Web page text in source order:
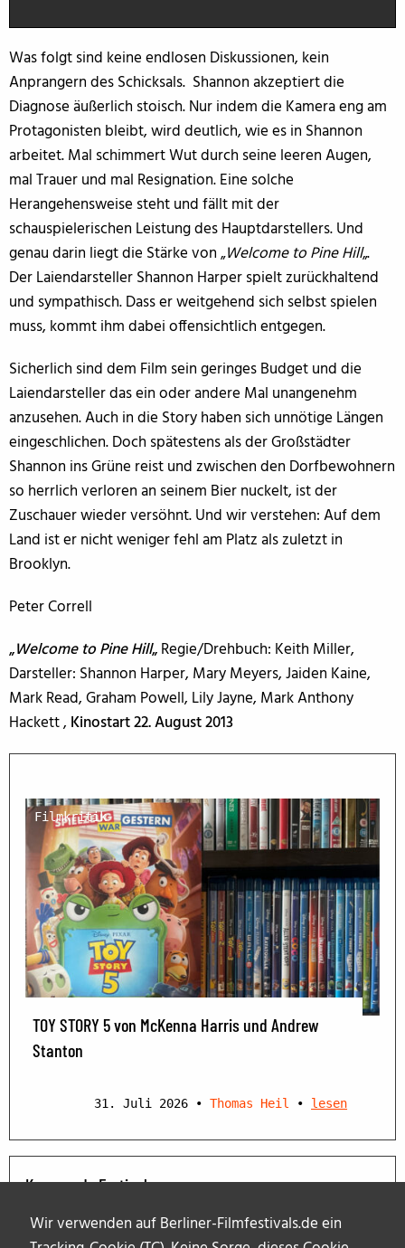
Wir verwenden auf Berliner-Filmfestivals.de ein
Was folgt sind keine endlosen Diskussionen, kein
Anprangern des Schicksals. Shannon akzeptiert die
Diagnose äußerlich stoisch. Nur indem die Kamera eng am
Protagonisten bleibt, wird deutlich, wie es in Shannon
arbeitet. Mal schimmert Wut durch seine leeren Augen,
mal Trauer und mal Resignation. Eine solche
Herangehensweise steht und fällt mit der
schauspielerischen Leistung des Hauptdarstellers. Und
genau darin liegt die Stärke von „Welcome to Pine Hill„.
Der Laiendarsteller Shannon Harper spielt zurückhaltend
und sympathisch. Dass er weitgehend sich selbst spielen
muss, kommt ihm dabei offensichtlich entgegen.
Sicherlich sind dem Film sein geringes Budget und die
Laiendarsteller das ein oder andere Mal unangenehm
anzusehen. Auch in die Story haben sich unnötige Längen
eingeschlichen. Doch spätestens als der Großstädter
Shannon ins Grüne reist und zwischen den Dorfbewohnern
so herrlich verloren an seinem Bier nuckelt, ist der
Zuschauer wieder versöhnt. Und wir verstehen: Auf dem
Land ist er nicht weniger fehl am Platz als zuletzt in
Brooklyn.
Peter Correll
„Welcome to Pine Hill„Regie/Drehbuch: Keith Miller,
Darsteller: Shannon Harper, Mary Meyers, Jaiden Kaine,
Mark Read, Graham Powell, Lily Jayne, Mark Anthony
Hackett , Kinostart 22. August 2013
Filmkritik
TOY STORY 5 von McKenna Harris und Andrew
Stanton
31. Juli 2026 • Thomas Heil • lesen
Kommende Festivals